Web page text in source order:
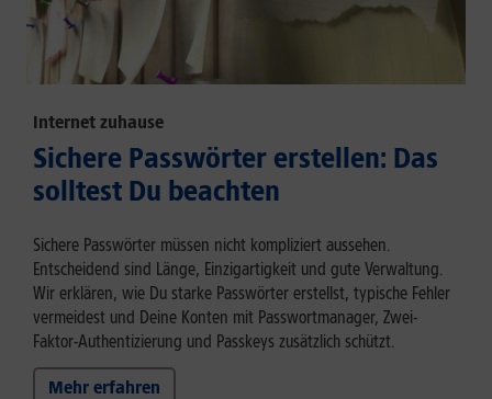
Internet zuhause
Sichere Passwörter erstellen: Das
solltest Du beachten
Sichere Passwörter müssen nicht kompliziert aussehen.
Entscheidend sind Länge, Einzigartigkeit und gute Verwaltung.
Wir erklären, wie Du starke Passwörter erstellst, typische Fehler
vermeidest und Deine Konten mit Passwortmanager, Zwei-
Faktor-Authentizierung und Passkeys zusätzlich schützt.
Mehr erfahren